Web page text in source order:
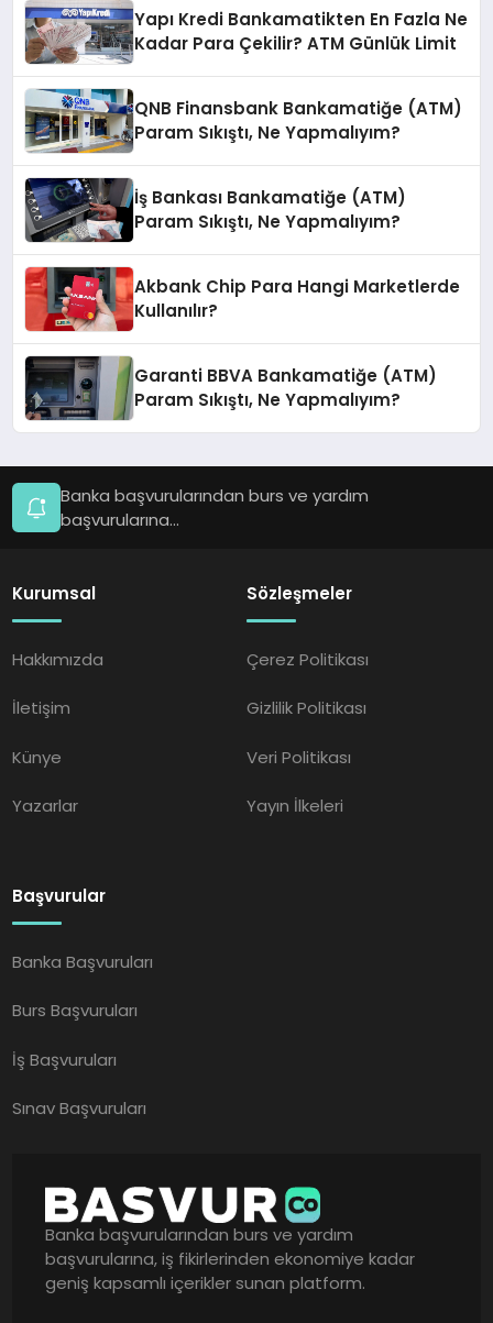
Yapı Kredi Bankamatikten En Fazla Ne
Kadar Para Çekilir? ATM Günlük Limit
QNB Finansbank Bankamatiğe (ATM)
Param Sıkıştı, Ne Yapmalıyım?
İş Bankası Bankamatiğe (ATM)
Param Sıkıştı, Ne Yapmalıyım?
Akbank Chip Para Hangi Marketlerde
Kullanılır?
Garanti BBVA Bankamatiğe (ATM)
Param Sıkıştı, Ne Yapmalıyım?
Banka başvurularından burs ve yardım
başvurularına...
Kurumsal
Hakkımızda
İletişim
Künye
Yazarlar
Sözleşmeler
Çerez Politikası
Gizlilik Politikası
Veri Politikası
Yayın İlkeleri
Başvurular
Banka Başvuruları
Burs Başvuruları
İş Başvuruları
Sınav Başvuruları
Banka başvurularından burs ve yardım
başvurularına, iş fikirlerinden ekonomiye kadar
geniş kapsamlı içerikler sunan platform.